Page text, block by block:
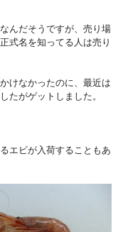
んだそうですが、売り場
式名を知ってる人は売り
けなかったのに、最近は
たがゲットしました。
ビが入荷することもあ